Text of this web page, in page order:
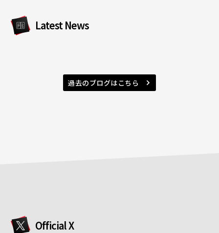
Latest News
過去のブログはこちら
Official X